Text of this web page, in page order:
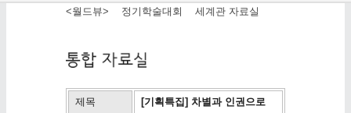
<월드뷰>
정기학술대회 세계관 자료실
제목
[기획특집] 차별과 인권으로